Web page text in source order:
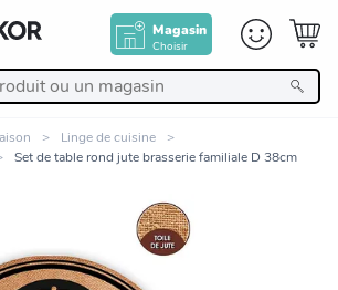
Magasin
Choisir
Linge de cuisine
Set de table rond jute brasserie familiale D 38cm